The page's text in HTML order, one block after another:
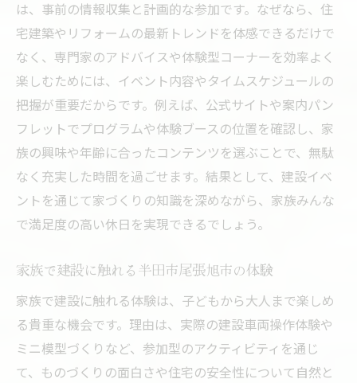
は、事前の情報収集と計画的な参加です。なぜなら、住
宅建築やリフォームの最新トレンドを体感できるだけで
なく、専門家のアドバイスや体験型コーナーを効率よく
楽しむためには、イベント内容やタイムスケジュールの
把握が重要だからです。例えば、公式サイトや案内パン
フレットでプログラムや体験ブースの位置を確認し、家
族の興味や年齢に合ったコンテンツを選ぶことで、無駄
なく充実した時間を過ごせます。結果として、建設イベ
ントを通じて家づくりの知識を深めながら、家族みんな
で満足度の高い休日を実現できるでしょう。
家族で建設に触れる半田市尾張旭市の体験
家族で建設に触れる体験は、子どもから大人まで楽しめ
る貴重な機会です。理由は、実際の建設車両操作体験や
ミニ模型づくりなど、参加型のアクティビティを通じ
て、ものづくりの面白さや住宅の安全性について自然と